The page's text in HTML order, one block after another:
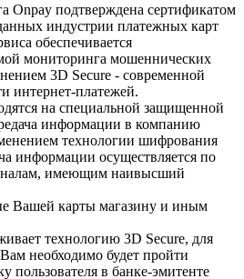
Onpay подтверждена сертификатом
индустрии платежных карт
обеспечивается
мониторинга мошеннических
3D Secure - современной
интернет-платежей.
на специальной защищенной
информации в компанию
технологии шифрования
информации осуществляется по
имеющим наивысший
Вашей карты магазину и иным
технологию 3D Secure, для
необходимо будет пройти
пользователя в банке-эмитенте